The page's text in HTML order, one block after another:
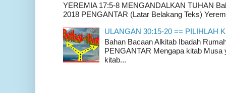
YEREMIA 17:5-8 MENGANDALKAN TUHAN
2018 PENGANTAR (Latar Belakang Teks)
ULANGAN 30:15-20 == PILIHLAH
Bahan Bacaan Alkitab Ibadah
PENGANTAR Mengapa kitab Musa
kitab...